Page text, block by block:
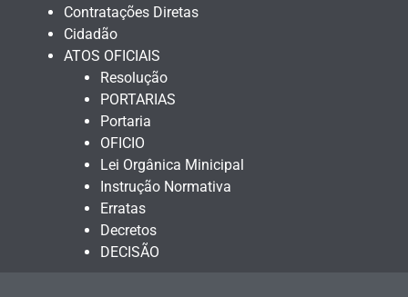
Contratações Diretas
Cidadão
ATOS OFICIAIS
Resolução
PORTARIAS
Portaria
OFICIO
Lei Orgânica Minicipal
Instrução Normativa
Erratas
Decretos
DECISÃO